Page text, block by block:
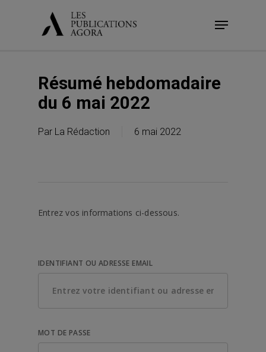
Menu
Résumé hebdomadaire
du 6 mai 2022
Par La Rédaction 6 mai 2022
Entrez vos informations ci-dessous.
IDENTIFIANT OU ADRESSE EMAIL
MOT DE PASSE